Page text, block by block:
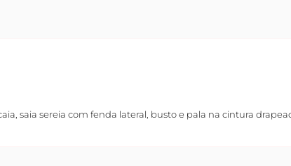
saia sereia com fenda lateral, busto e pala na cintura